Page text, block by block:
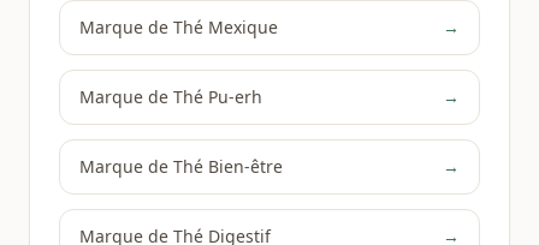
Marque de Thé Mexique →
Marque de Thé Pu-erh →
Marque de Thé Bien-être →
Marque de Thé Digestif →